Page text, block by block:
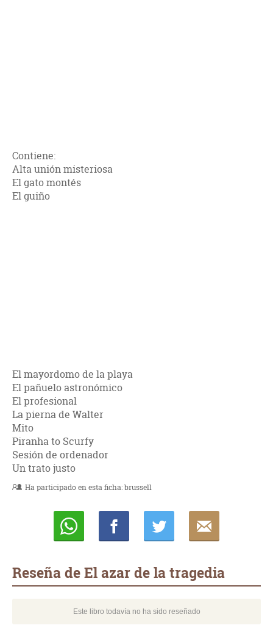
Contiene:
Alta unión misteriosa
El gato montés
El guiño
El mayordomo de la playa
El pañuelo astronómico
El profesional
La pierna de Walter
Mito
Piranha to Scurfy
Sesión de ordenador
Un trato justo
Ha participado en esta ficha:brussell
Reseña de El azar de la tragedia
Este libro todavía no ha sido reseñado